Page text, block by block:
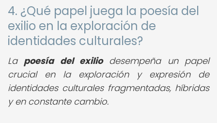
4. ¿Qué papel juega la poesía del
exilio en la exploración de
identidades culturales?
La poesía del exiliodesempeña un papel
crucial en la exploración y expresión de
identidades culturales fragmentadas, híbridas
y en constante cambio.